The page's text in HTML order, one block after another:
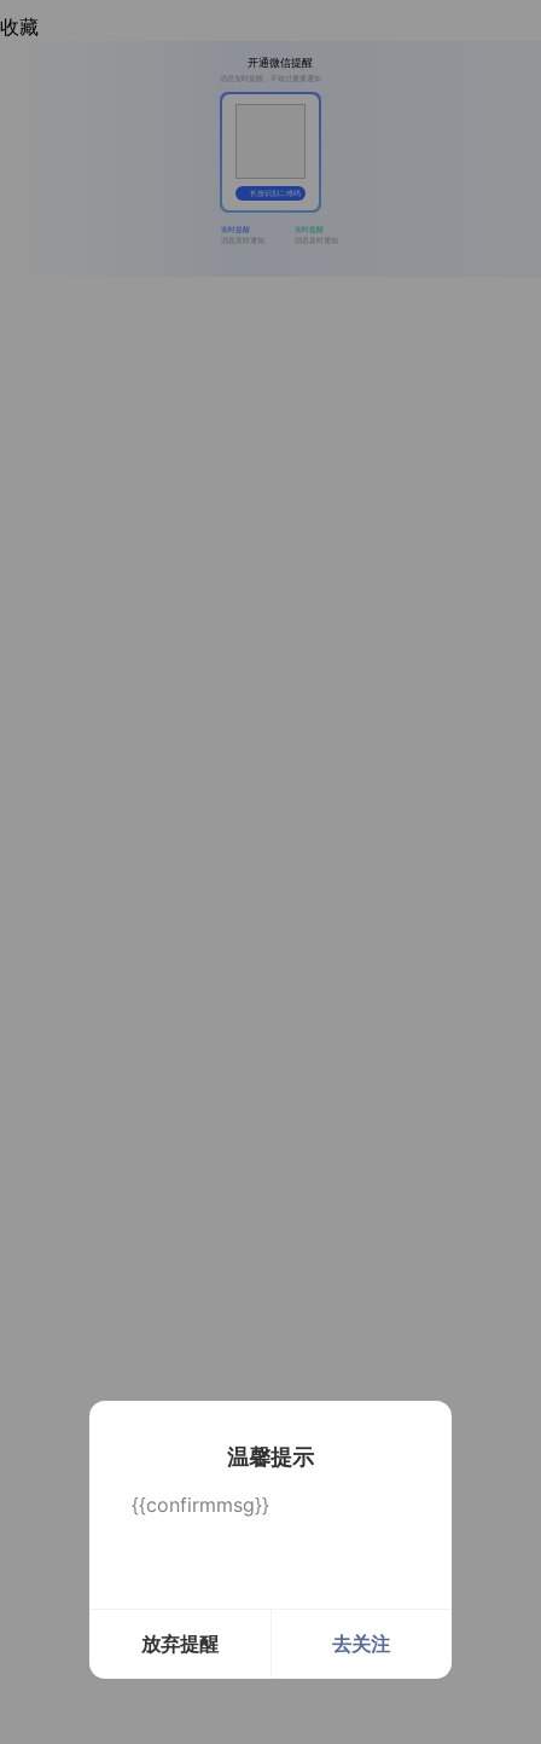
收藏
开通微信提醒
消息实时提醒，不错过重要通知
长按识别二维码
实时提醒
消息及时通知
实时提醒
消息及时通知
温馨提示
{{confirmmsg}}
放弃提醒 去关注